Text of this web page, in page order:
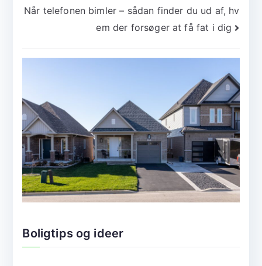
Når telefonen bimler – sådan finder du ud af, hv
em der forsøger at få fat i dig
Boligtips og ideer